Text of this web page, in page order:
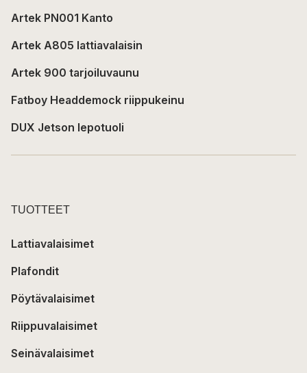
Artek PN001 Kanto
Artek A805 lattiavalaisin
Artek 900 tarjoiluvaunu
Fatboy Headdemock riippukeinu
DUX Jetson lepotuoli
TUOTTEET
Lattiavalaisimet
Plafondit
Pöytävalaisimet
Riippuvalaisimet
Seinävalaisimet